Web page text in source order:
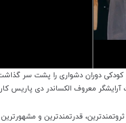
آمد. در کودکی دوران دشواری را
معروف الکساندر دی پاریس
قدرتمندترین و